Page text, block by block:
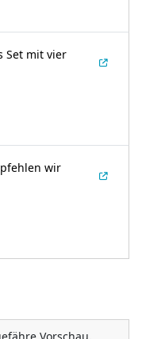
Set mit vier
wir